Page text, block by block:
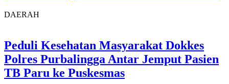
DAERAH
Peduli Kesehatan Masyarakat Dokkes
Polres Purbalingga Antar Jemput Pasien
TB Paru ke Puskesmas